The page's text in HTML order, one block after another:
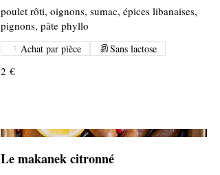
poulet rôti, oignons, sumac, épices libanaises,
pignons, pâte phyllo
2 €
Achat par pièce Sans lactose
Le makanek citronné